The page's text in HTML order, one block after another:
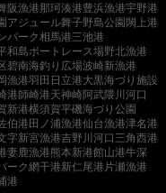
阪漁港那珂湊港豊浜漁港宇野港
アジュール舞子野島公園閖上港
パーク相馬港三池港
和島ボートレース場野北漁港
碧南海釣り広場波崎新漁港
漁港羽田 日立港大黒海づり施設
港師崎港天神崎阿武隈川河口
新港横須賀平磯海づり公園
伯港田ノ浦漁港仙台漁港津名港
字新宮漁港吉野川河口 三角西港
妻鹿漁港熊本新港館山港牛深
ーク網干港新仁尾港 片瀬漁港
港